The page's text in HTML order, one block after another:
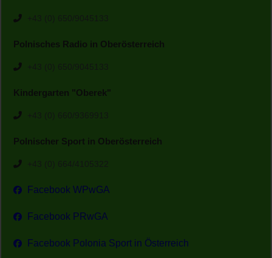
+43 (0) 650/9045133
Polnisches Radio in Oberösterreich
+43 (0) 650/9045133
Kindergarten "Oberek"
+43 (0) 660/9369913
Polnischer Sport in Oberösterreich
+43 (0) 664/4105322
Facebook WPwGA
Facebook PRwGA
Facebook Polonia Sport in Österreich